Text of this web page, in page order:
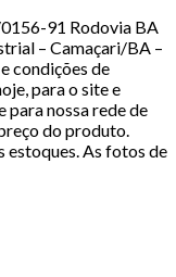
91 Rodovia BA
– Camaçari/BA –
condições de
para o site e
para nossa rede de
do produto.
estoques. As fotos de